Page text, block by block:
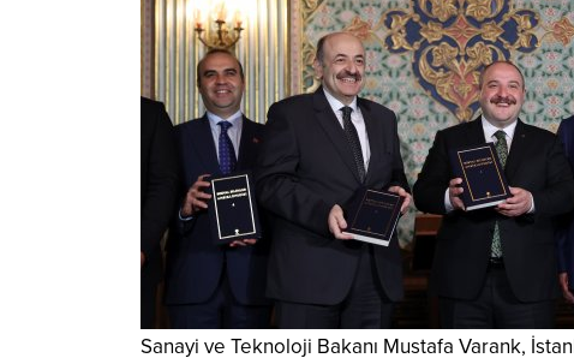
Sanayi ve Teknoloji Bakanı Mustafa Varank,